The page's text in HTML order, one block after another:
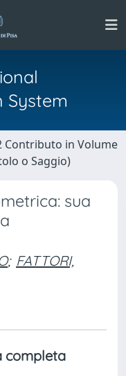
System
Contributo in Volume
o Saggio)
sua
; FATTORI,
completa